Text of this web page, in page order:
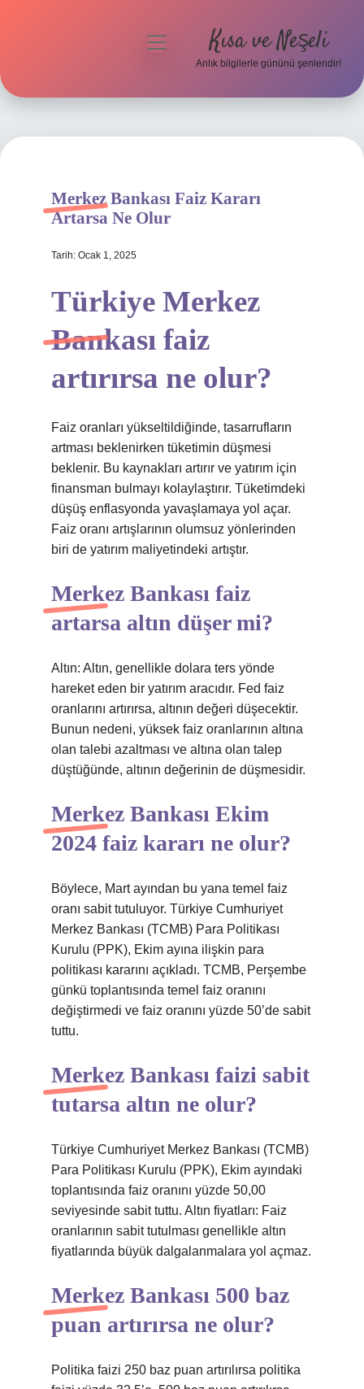
Hakkımızda
menüyü
Kısa ve Neşeli
Anlık bilgilerle gününü şenlendir!
Merkez Bankası Faiz Kararı
Artarsa Ne Olur
Tarih: Ocak 1, 2025
Türkiye Merkez
Bankası faiz
artırırsa ne olur?
Faiz oranları yükseltildiğinde, tasarrufların
artması beklenirken tüketimin düşmesi
beklenir. Bu kaynakları artırır ve yatırım için
finansman bulmayı kolaylaştırır. Tüketimdeki
düşüş enflasyonda yavaşlamaya yol açar.
Faiz oranı artışlarının olumsuz yönlerinden
biri de yatırım maliyetindeki artıştır.
Merkez Bankası faiz
artarsa altın düşer mi?
Altın: Altın, genellikle dolara ters yönde
hareket eden bir yatırım aracıdır. Fed faiz
oranlarını artırırsa, altının değeri düşecektir.
Bunun nedeni, yüksek faiz oranlarının altına
olan talebi azaltması ve altına olan talep
düştüğünde, altının değerinin de düşmesidir.
Merkez Bankası Ekim
2024 faiz kararı ne olur?
Böylece, Mart ayından bu yana temel faiz
oranı sabit tutuluyor. Türkiye Cumhuriyet
Merkez Bankası (TCMB) Para Politikası
Kurulu (PPK), Ekim ayına ilişkin para
politikası kararını açıkladı. TCMB, Perşembe
günkü toplantısında temel faiz oranını
değiştirmedi ve faiz oranını yüzde 50’de sabit
tuttu.
Merkez Bankası faizi sabit
tutarsa altın ne olur?
Türkiye Cumhuriyet Merkez Bankası (TCMB)
Para Politikası Kurulu (PPK), Ekim ayındaki
toplantısında faiz oranını yüzde 50,00
seviyesinde sabit tuttu. Altın fiyatları: Faiz
oranlarının sabit tutulması genellikle altın
fiyatlarında büyük dalgalanmalara yol açmaz.
Merkez Bankası 500 baz
puan artırırsa ne olur?
Politika faizi 250 baz puan artırılırsa politika